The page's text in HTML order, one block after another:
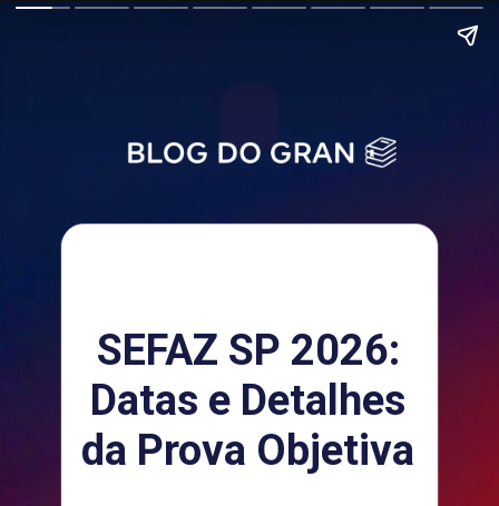
SEFAZ SP 2026:
Datas e Detalhes
da Prova Objetiva